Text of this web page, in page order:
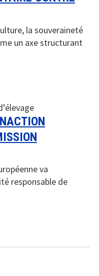
la souveraineté
un axe structurant
va
responsable de